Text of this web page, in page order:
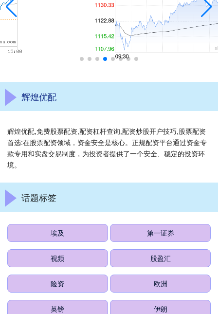
辉煌优配
辉煌优配,免费股票配资,配资杠杆查询,配资炒股开户技巧,股票配资
首选:在股票配资领域，资金安全是核心。正规配资平台通过资金专
款专用和实盘交易制度，为投资者提供了一个安全、稳定的投资环
境。
话题标签
埃及 第一证券
视频 股盈汇
险资 欧洲
英镑 伊朗